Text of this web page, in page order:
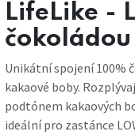
LifeLike -
Unikátní spojení 100%
kakaové boby.
podtónem kakaových
ideální pro zastánce